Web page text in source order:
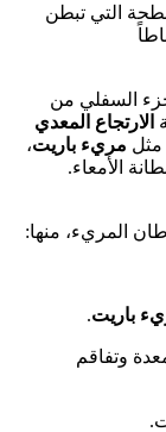
التي تبطن
السفلي من
الارتجاع المعدي
مثل مريء باريت،
الأمعاء.
المريء، منها:
باريت.
وتفاقم